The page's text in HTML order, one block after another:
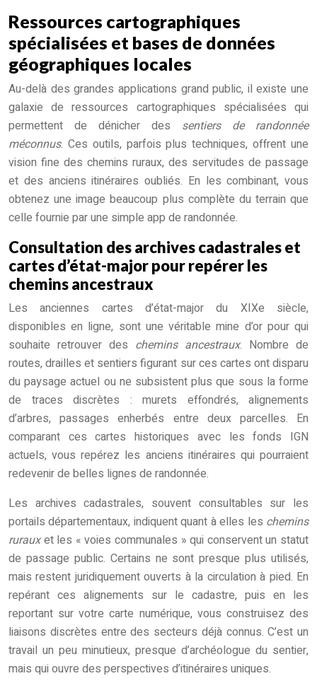
Ressources cartographiques
spécialisées et bases de données
géographiques locales
Au-delà des grandes applications grand public, il existe une
galaxie de ressources cartographiques spécialisées qui
permettent de dénicher des sentiers de randonnée
méconnus. Ces outils, parfois plus techniques, offrent une
vision fine des chemins ruraux, des servitudes de passage
et des anciens itinéraires oubliés. En les combinant, vous
obtenez une image beaucoup plus complète du terrain que
celle fournie par une simple app de randonnée.
Consultation des archives cadastrales et
cartes d’état-major pour repérer les
chemins ancestraux
Les anciennes cartes d’état-major du XIXe siècle,
disponibles en ligne, sont une véritable mine d’or pour qui
souhaite retrouver des chemins ancestraux. Nombre de
routes, drailles et sentiers figurant sur ces cartes ont disparu
du paysage actuel ou ne subsistent plus que sous la forme
de traces discrètes : murets effondrés, alignements
d’arbres, passages enherbés entre deux parcelles. En
comparant ces cartes historiques avec les fonds IGN
actuels, vous repérez les anciens itinéraires qui pourraient
redevenir de belles lignes de randonnée.
Les archives cadastrales, souvent consultables sur les
portails départementaux, indiquent quant à elles les chemins
rurauxet les « voies communales » qui conservent un statut
de passage public. Certains ne sont presque plus utilisés,
mais restent juridiquement ouverts à la circulation à pied. En
repérant ces alignements sur le cadastre, puis en les
reportant sur votre carte numérique, vous construisez des
liaisons discrètes entre des secteurs déjà connus. C’est un
travail un peu minutieux, presque d’archéologue du sentier,
mais qui ouvre des perspectives d’itinéraires uniques.